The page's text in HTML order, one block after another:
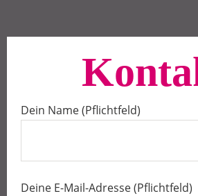
Dein Name (Pflichtfeld)
Deine E-Mail-Adresse (Pflichtfeld)